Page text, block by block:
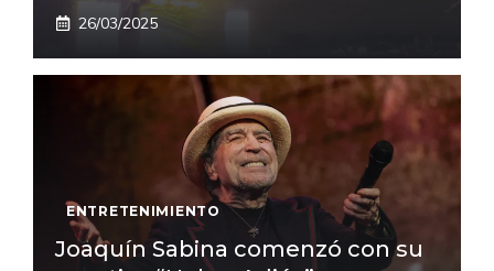
26/03/2025
ENTRETENIMIENTO
Joaquín Sabina comenzó con su